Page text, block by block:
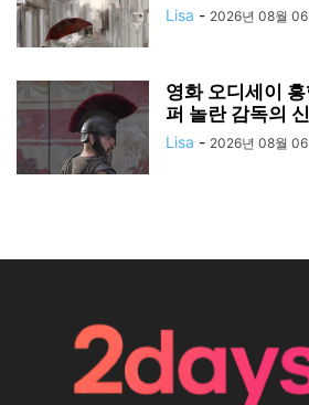
Lisa - 2026년 08월 06
영화 오디세이
퍼 놀란 감독의
Lisa - 2026년 08월 06